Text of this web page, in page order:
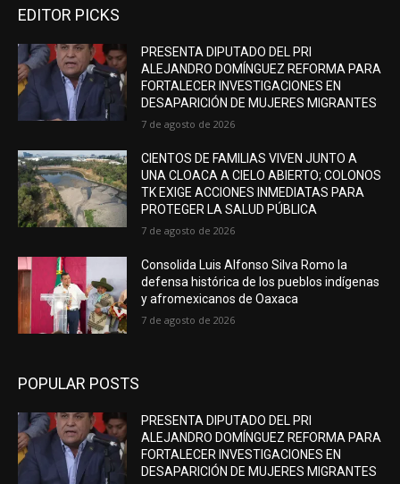
EDITOR PICKS
PRESENTA DIPUTADO DEL PRI
ALEJANDRO DOMÍNGUEZ REFORMA PARA
FORTALECER INVESTIGACIONES EN
DESAPARICIÓN DE MUJERES MIGRANTES
7 de agosto de 2026
CIENTOS DE FAMILIAS VIVEN JUNTO A
UNA CLOACA A CIELO ABIERTO; COLONOS
TK EXIGE ACCIONES INMEDIATAS PARA
PROTEGER LA SALUD PÚBLICA
7 de agosto de 2026
Consolida Luis Alfonso Silva Romo la
defensa histórica de los pueblos indígenas
y afromexicanos de Oaxaca
7 de agosto de 2026
POPULAR POSTS
PRESENTA DIPUTADO DEL PRI
ALEJANDRO DOMÍNGUEZ REFORMA PARA
FORTALECER INVESTIGACIONES EN
DESAPARICIÓN DE MUJERES MIGRANTES